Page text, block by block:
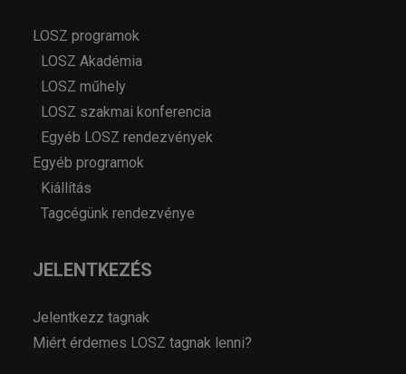
LOSZ programok
LOSZ Akadémia
LOSZ műhely
LOSZ szakmai konferencia
Egyéb LOSZ rendezvények
Egyéb programok
Kiállítás
Tagcégünk rendezvénye
JELENTKEZÉS
Jelentkezz tagnak
Miért érdemes LOSZ tagnak lenni?